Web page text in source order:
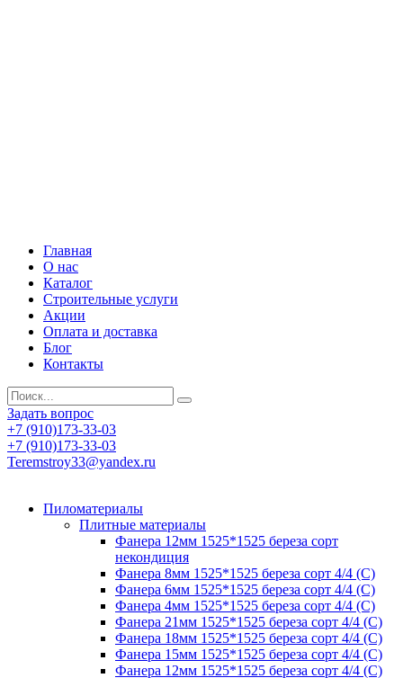
Главная
О нас
Каталог
Строительные услуги
Акции
Оплата и доставка
Блог
Контакты
Задать вопрос
+7 (910)173-33-03
+7 (910)173-33-03
Teremstroy33@yandex.ru
Пиломатериалы
Плитные материалы
Фанера 12мм 1525*1525 береза сорт
некондиция
Фанера 8мм 1525*1525 береза сорт 4/4 (С)
Фанера 6мм 1525*1525 береза сорт 4/4 (С)
Фанера 4мм 1525*1525 береза сорт 4/4 (С)
Фанера 21мм 1525*1525 береза сорт 4/4 (С)
Фанера 18мм 1525*1525 береза сорт 4/4 (С)
Фанера 15мм 1525*1525 береза сорт 4/4 (С)
Фанера 12мм 1525*1525 береза сорт 4/4 (С)